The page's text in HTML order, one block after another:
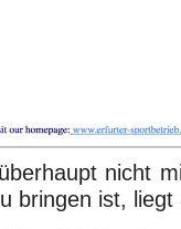
nicht
bringen ist,